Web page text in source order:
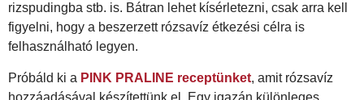
rizspudingba stb. is. Bátran lehet kísérletezni, csak arra kell
figyelni, hogy a beszerzett rózsavíz étkezési célra is
felhasználható legyen.
Próbáld ki a PINK PRALINE receptünket, amit rózsavíz
hozzáadásával készítettünk el. Egy igazán különleges